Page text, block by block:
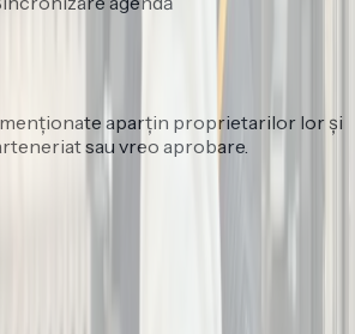
aparțin proprietarilor lor și
sau vreo aprobare.